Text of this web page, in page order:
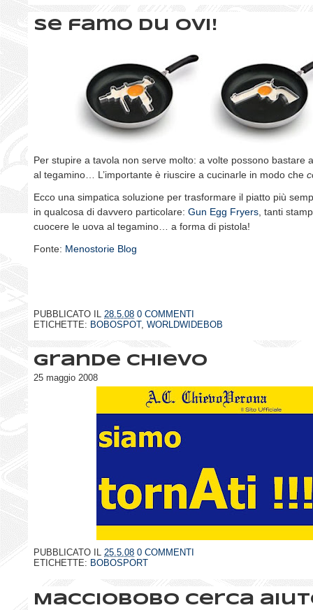
Se famo du ovi!
Per stupire a tavola non serve molto: a volte possono bastare
al tegamino… L’importante è riuscire a cucinarle in modo che
Ecco una simpatica soluzione per trasformare il piatto più
in qualcosa di davvero particolare: Gun Egg Fryers , tanti
cuocere le uova al tegamino… a forma di pistola!
Fonte: Menostorie Blog
PUBBLICATO IL 28.5.08 0 COMMENTI
ETICHETTE: BOBOSPOT, WORLDWIDEBOB
Grande Chievo
25 maggio 2008
PUBBLICATO IL 25.5.08 0 COMMENTI
ETICHETTE: BOBOSPORT
MaccioBobo cerca